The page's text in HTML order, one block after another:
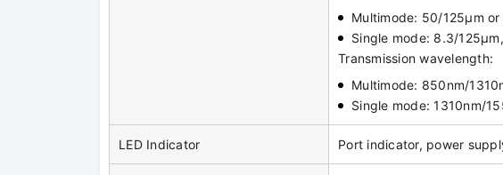
Multimode: 50/125μm
Single mode: 8.3/
Transmission wavelength:
Multimode: 850nm/
Single mode: 1310nm/
LED Indicator Port indicator, power